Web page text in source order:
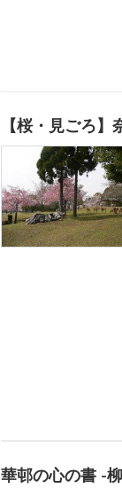
【桜・見ごろ】
華邨の心の書 -